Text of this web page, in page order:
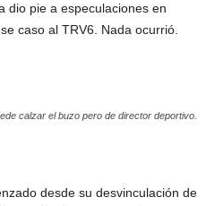
dio pie a especulaciones en
caso al TRV6. Nada ocurrió.
calzar el buzo pero de director deportivo.
desde su desvinculación de